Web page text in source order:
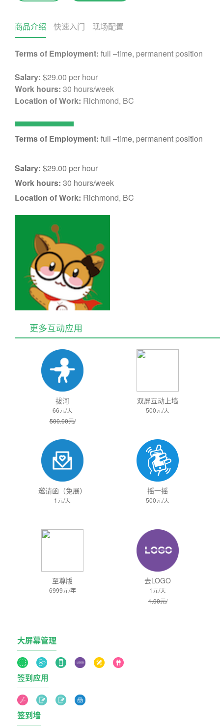
商品介绍 快速入门 现场配置
Terms of Employment: full –time, permanent position
Salary: $29.00 per hour
Work hours: 30 hours/week
Location of Work: Richmond, BC
Terms of Employment: full –time, permanent position
Salary: $29.00 per hour
Work hours: 30 hours/week
Location of Work: Richmond, BC
更多互动应用
拔河
66元/天
500.00元/
双屏互动上墙
500元/天
邀请函（兔展）
1元/天
摇一摇
500元/天
至尊版
6999元/年
去LOGO
1元/天
1.00元/
大屏幕管理
签到应用
签到墙